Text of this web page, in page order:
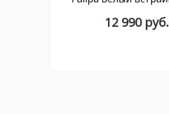
12 990 руб.